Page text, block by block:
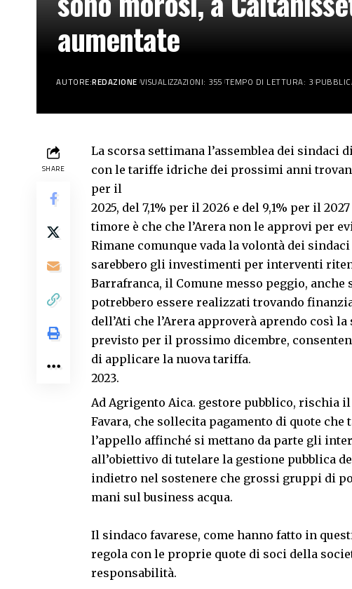
aumentate
AUTORE:REDAZIONE VISUALIZZAZIONI: 355 TEMPO DI LETTURA: 3
SHARE
La scorsa settimana l’assemblea dei sindaci
con le tariffe idriche dei prossimi anni
per il
2025, del 7,1% per il 2026 e del 9,1% per il
timore è che che l’Arera non le approvi per
Rimane comunque vada la volontà dei
sarebbero gli investimenti per interventi
Barrafranca, il Comune messo peggio, anche
potrebbero essere realizzati trovando
dell’Ati che l’Arera approverà aprendo così
previsto per il prossimo dicembre,
di applicare la nuova tariffa.
Ad Agrigento Aica. gestore pubblico, rischia
Favara, che sollecita pagamento di quote
l’appello affinché si mettano da parte gli
all’obiettivo di tutelare la gestione pubblica
indietro nel sostenere che grossi gruppi di
mani sul business acqua.
Il sindaco favarese, come hanno fatto in
regola con le proprie quote di soci della
responsabilità.